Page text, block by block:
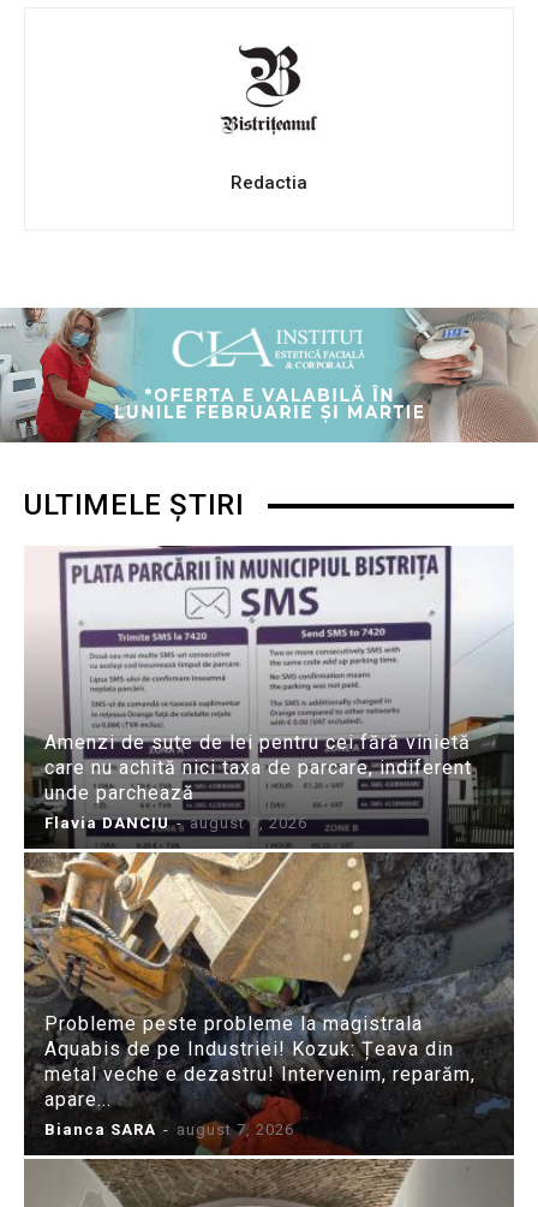
Redactia
ULTIMELE ȘTIRI
Amenzi de sute de lei pentru cei fără vinietă
care nu achită nici taxa de parcare, indiferent
unde parchează
Flavia DANCIU - august 7, 2026
Probleme peste probleme la magistrala
Aquabis de pe Industriei! Kozuk: Țeava din
metal veche e dezastru! Intervenim, reparăm,
apare...
Bianca SARA - august 7, 2026